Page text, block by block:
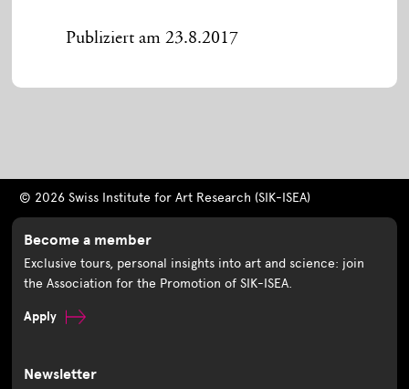
Publiziert am 23.8.2017
© 2026 Swiss Institute for Art Research (SIK-ISEA)
Become a member
Exclusive tours, personal insights into art and science: join
the Association for the Promotion of SIK-ISEA.
Apply
Newsletter